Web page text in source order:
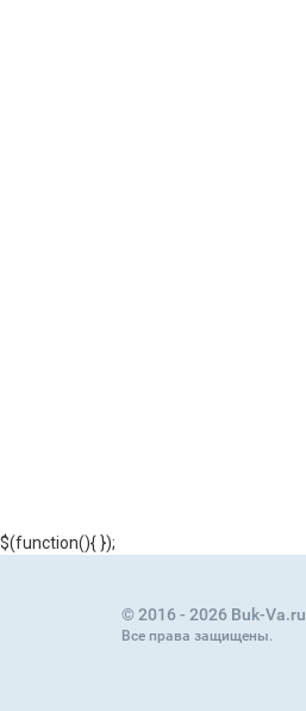
© 2016 - 2026 Buk-Va.ru
Все права защищены.
$(function(){ });